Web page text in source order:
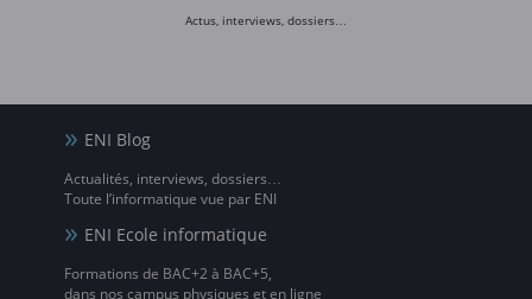
Actus, interviews, dossiers…
ENI Blog
Actualités, interviews, dossiers…
Toute l’informatique vue par ENI
ENI Ecole informatique
Formations de BAC+2 à BAC+5,
dans nos campus physiques et en ligne